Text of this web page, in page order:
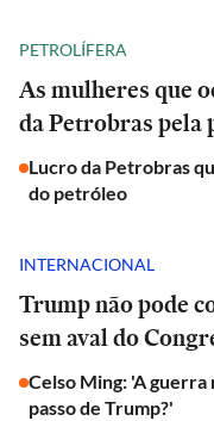
PETROLÍFERA
As mulheres que
da Petrobras
Lucro da Petrobras
do petróleo
INTERNACIONAL
Trump não pode
sem aval do
Celso Ming: 'A
passo de Trump?'